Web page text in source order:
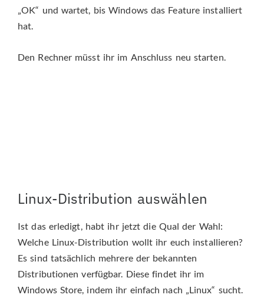
„OK“ und wartet, bis Windows das Feature installiert
hat.
Den Rechner müsst ihr im Anschluss neu starten.
Linux-Distribution auswählen
Ist das erledigt, habt ihr jetzt die Qual der Wahl:
Welche Linux-Distribution wollt ihr euch installieren?
Es sind tatsächlich mehrere der bekannten
Distributionen verfügbar. Diese findet ihr im
Windows Store, indem ihr einfach nach „Linux“ sucht.